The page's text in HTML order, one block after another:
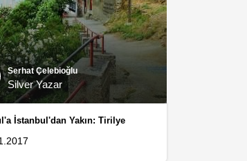
Serhat Çelebioğlu
Silver Yazar
İstanbul'dan Yakın: Tirilye